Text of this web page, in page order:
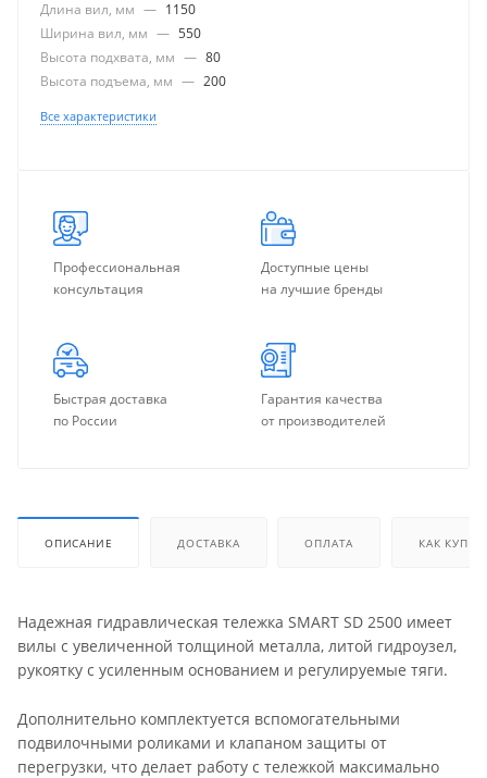
Длина вил, мм — 1150
Ширина вил, мм — 550
Высота подхвата, мм — 80
Высота подъема, мм — 200
Все характеристики
Профессиональная
консультация
Доступные цены
на лучшие бренды
Быстрая доставка
по России
Гарантия качества
от производителей
ОПИСАНИЕ ДОСТАВКА ОПЛАТА КАК
Надежная гидравлическая тележка SMART SD 2500 имеет
вилы с увеличенной толщиной металла, литой гидроузел,
рукоятку с усиленным основанием и регулируемые тяги.
Дополнительно комплектуется вспомогательными
подвилочными роликами и клапаном защиты от
перегрузки, что делает работу с тележкой максимально